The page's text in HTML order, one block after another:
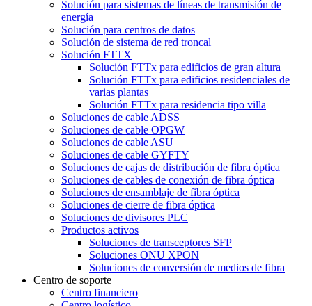
Solución para sistemas de líneas de transmisión de
energía
Solución para centros de datos
Solución de sistema de red troncal
Solución FTTX
Solución FTTx para edificios de gran altura
Solución FTTx para edificios residenciales de
varias plantas
Solución FTTx para residencia tipo villa
Soluciones de cable ADSS
Soluciones de cable OPGW
Soluciones de cable ASU
Soluciones de cable GYFTY
Soluciones de cajas de distribución de fibra óptica
Soluciones de cables de conexión de fibra óptica
Soluciones de ensamblaje de fibra óptica
Soluciones de cierre de fibra óptica
Soluciones de divisores PLC
Productos activos
Soluciones de transceptores SFP
Soluciones ONU XPON
Soluciones de conversión de medios de fibra
Centro de soporte
Centro financiero